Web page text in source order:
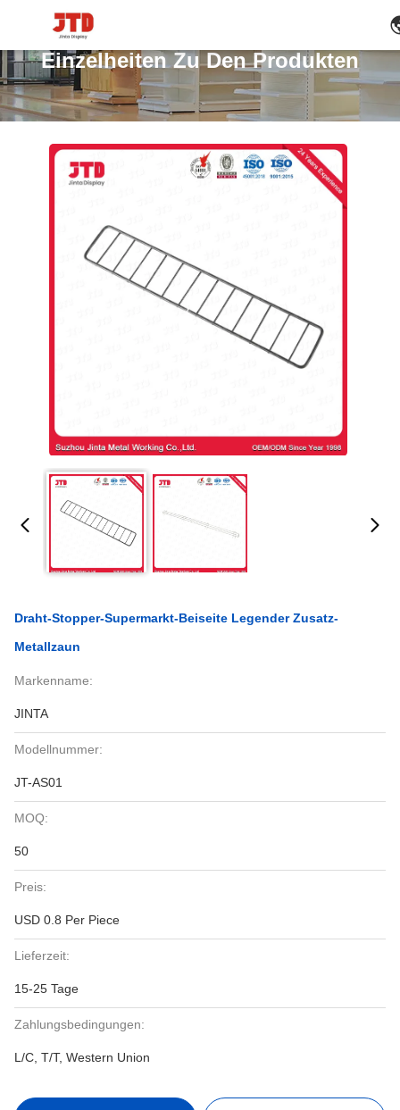
Einzelheiten Zu Den Produkten
Draht-Stopper-Supermarkt-Beiseite Legender Zusatz-
Metallzaun
Markenname:
JINTA
Modellnummer:
JT-AS01
MOQ:
50
Preis:
USD 0.8 Per Piece
Lieferzeit:
15-25 Tage
Zahlungsbedingungen:
L/C, T/T, Western Union